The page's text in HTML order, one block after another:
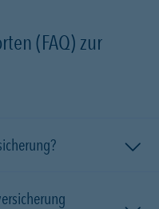
(FAQ) zur